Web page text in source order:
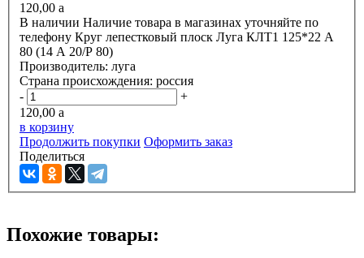
120,00 a
В наличии Наличие товара в магазинах уточняйте по
телефону Круг лепестковый плоск Луга КЛТ1 125*22 А
80 (14 А 20/Р 80)
Производитель: луга
Страна происхождения: россия
-
+
120,00 a
в корзину
Продолжить покупки Оформить заказ
Поделиться
Похожие товары: